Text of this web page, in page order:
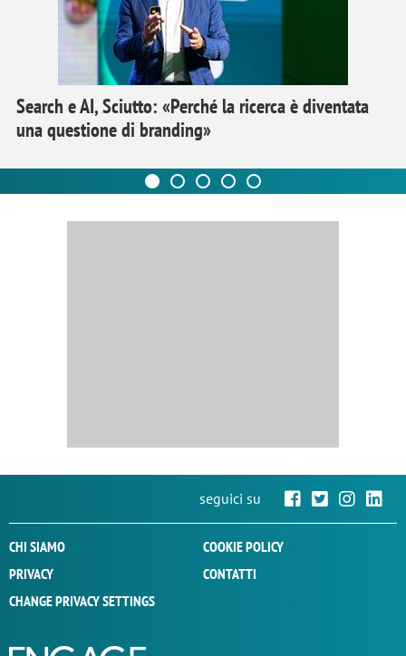
Search e AI, Sciutto: «Perché la ricerca è diventata
una questione di branding»
seguici su
CHI SIAMO
COOKIE POLICY
PRIVACY
CONTATTI
CHANGE PRIVACY SETTINGS